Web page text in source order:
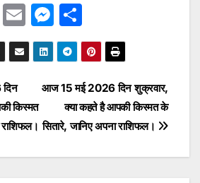
T
E
m
ai
M
e
s
s
e
n
g
h
ar
e
आज 15 मई 2026 दिन शुक्रवार,
क्या कहते है आपकी किस्मत के
सितारे, जानिए अपना राशिफल।
किस्मत